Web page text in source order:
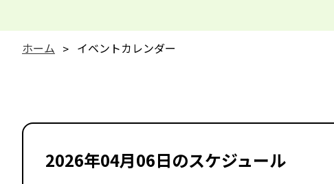
ホーム イベントカレンダー
2026年04月06日のスケジュール